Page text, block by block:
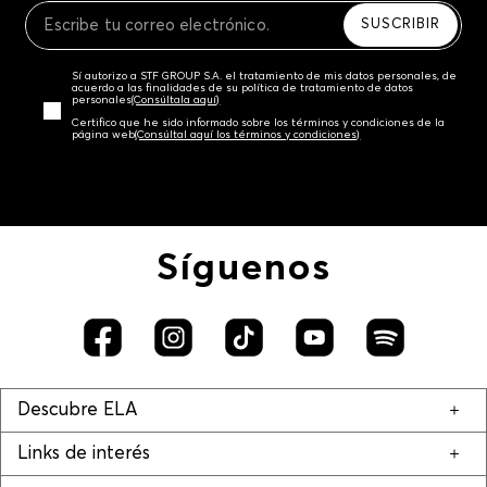
SUSCRIBIR
Sí autorizo a STF GROUP S.A. el tratamiento de mis datos personales, de
acuerdo a las finalidades de su política de tratamiento de datos
personales‎(Consúltala aquí)
Certifico que he sido informado sobre los términos y condiciones de la
página web‎(Consúltal aquí los términos y condiciones)
Síguenos
Descubre ELA
Links de interés